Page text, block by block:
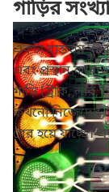
গাড়ির
একটা ব্যস্ততম
এবং প্রস্থান করে
গাড়ি (ট্রাক,
কখনো নিজেদের
বের হয়ে যাচ্ছে।